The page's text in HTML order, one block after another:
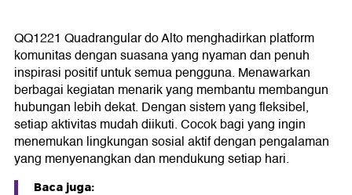
QQ1221 Quadrangular do Alto menghadirkan platform
komunitas dengan suasana yang nyaman dan penuh
inspirasi positif untuk semua pengguna. Menawarkan
berbagai kegiatan menarik yang membantu membangun
hubungan lebih dekat. Dengan sistem yang fleksibel,
setiap aktivitas mudah diikuti. Cocok bagi yang ingin
menemukan lingkungan sosial aktif dengan pengalaman
yang menyenangkan dan mendukung setiap hari.
Baca juga: